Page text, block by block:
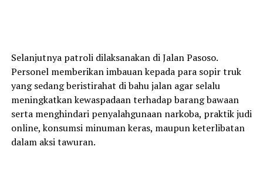
Selanjutnya patroli dilaksanakan di Jalan Pasoso.
Personel memberikan imbauan kepada para sopir truk
yang sedang beristirahat di bahu jalan agar selalu
meningkatkan kewaspadaan terhadap barang bawaan
serta menghindari penyalahgunaan narkoba, praktik judi
online, konsumsi minuman keras, maupun keterlibatan
dalam aksi tawuran.